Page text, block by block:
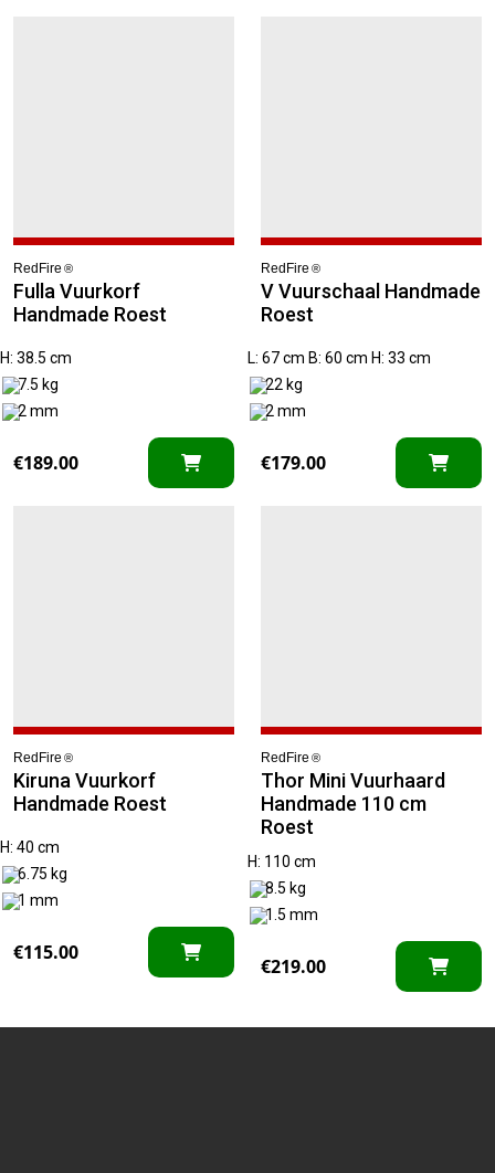
RedFire ®
Fulla Vuurkorf
Handmade Roest
38.5 cm
7.5 kg
2 mm
€189.00
RedFire ®
V Vuurschaal Handmade
Roest
L: 67 cm B: 60 cm H: 33 cm
22 kg
2 mm
€179.00
RedFire ®
Kiruna Vuurkorf
Handmade Roest
40 cm
6.75 kg
1 mm
€115.00
RedFire ®
Thor Mini Vuurhaard
Handmade 110 cm
Roest
H: 110 cm
8.5 kg
1.5 mm
€219.00